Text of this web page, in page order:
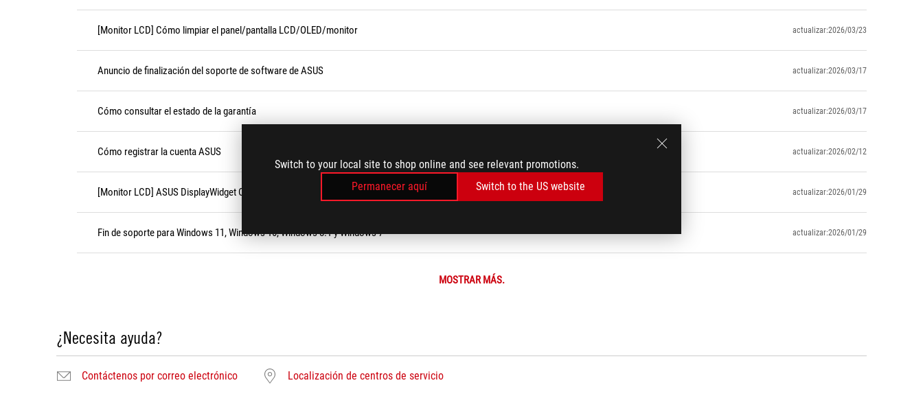
Switch to your local site to shop online and see relevant promotions.
Permanecer aquí
Switch to the US website
[Monitor LCD] Cómo limpiar el panel/pantalla LCD/OLED/monitor actualizar:2026/03/23
Anuncio de finalización del soporte de software de ASUS actualizar:2026/03/17
Cómo consultar el estado de la garantía actualizar:2026/03/17
Cómo registrar la cuenta ASUS actualizar:2026/02/12
[Monitor LCD] ASUS DisplayWidget Center: Introducción y guía de uso actualizar:2026/01/29
Fin de soporte para Windows 11, Windows 10, Windows 8.1 y Windows 7 actualizar:2026/01/29
MOSTRAR MÁS.
¿Necesita ayuda?
Contáctenos por correo electrónico Localización de centros de servicio